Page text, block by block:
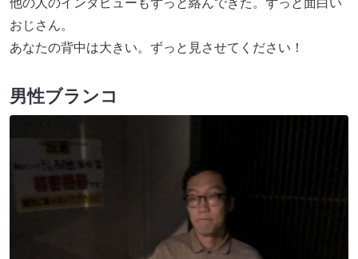
他の人のインタビューもずっと絡んできた。ずっと面白い
おじさん。
あなたの背中は大きい。ずっと見させてください！
男性ブランコ